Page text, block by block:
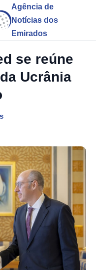
Agência de
Notícias dos
Emirados
se reúne
Ucrânia